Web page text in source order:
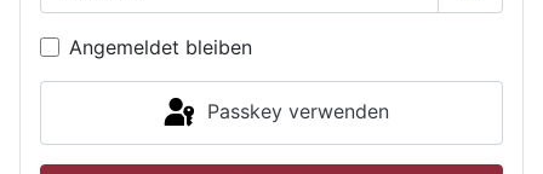
Angemeldet bleiben
Passkey verwenden